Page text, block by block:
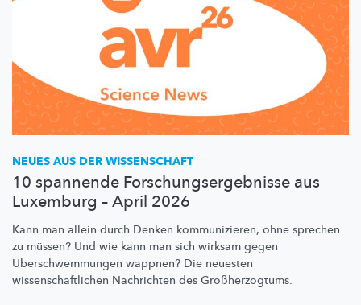
NEUES AUS DER WISSENSCHAFT
10 spannende Forschungsergebnisse aus
Luxemburg – April 2026
Kann man allein durch Denken kommunizieren, ohne sprechen
zu müssen? Und wie kann man sich wirksam gegen
Überschwemmungen wappnen? Die neuesten
wissenschaftlichen Nachrichten des Großherzogtums.